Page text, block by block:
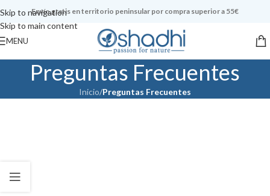
Skip to navigation
Skip to main content
Envío gratis en territorio peninsular por compra superior a 55€
MENU
Preguntas Frecuentes
Inicio/Preguntas Frecuentes